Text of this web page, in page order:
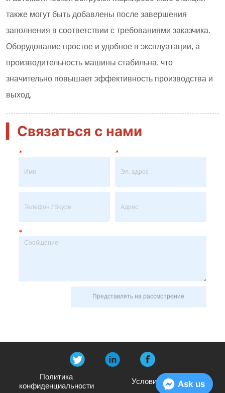
Связаться с нами
* *
*
Представлять на рассмотрение
Политика
конфиденциальности
Условия и положения
Ask us